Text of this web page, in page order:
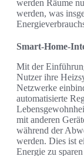
werden Räume
werden, was
Smart-Home-
Mit der
Nutzer ihre
Netzwerke
automatisierte
mit anderen
während der
werden. Dies ist
Energie zu